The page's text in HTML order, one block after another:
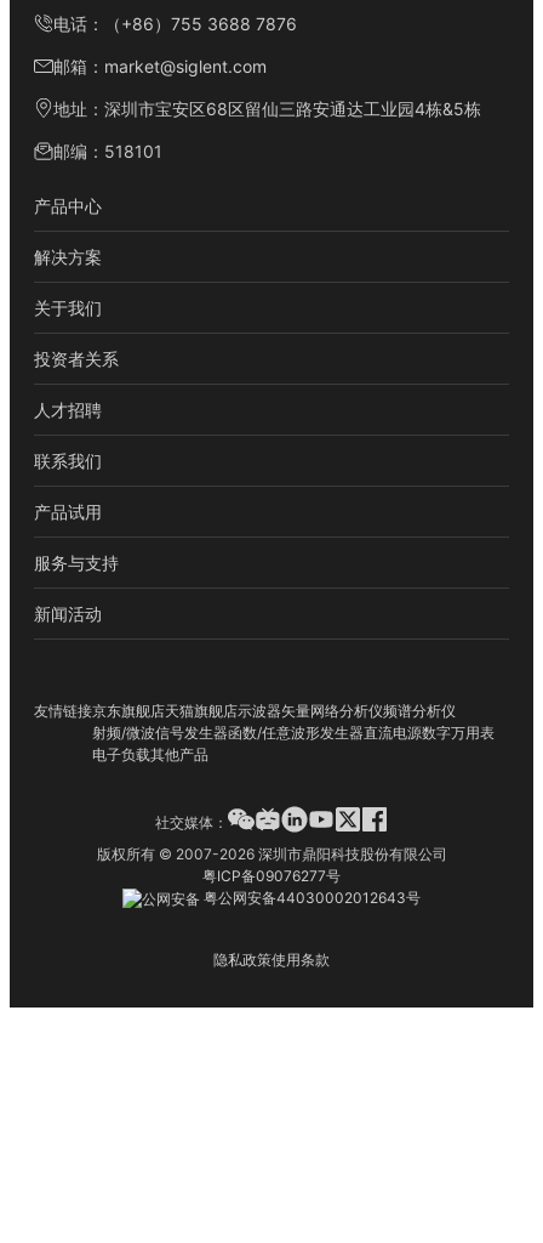
电话：（+86）755 3688 7876
邮箱：market@siglent.com
地址：深圳市宝安区68区留仙三路安通达工业园4栋&5栋
邮编：518101
产品中心
解决方案
关于我们
投资者关系
人才招聘
联系我们
产品试用
服务与支持
新闻活动
友情链接京东旗舰店天猫旗舰店示波器矢量网络分析仪频谱分析仪
射频/微波信号发生器函数/任意波形发生器直流电源数字万用表
电子负载其他产品
版权所有 © 2007-2026 深圳市鼎阳科技股份有限公司
粤ICP备09076277号
粤公网安备44030002012643号
隐私政策使用条款
社交媒体：